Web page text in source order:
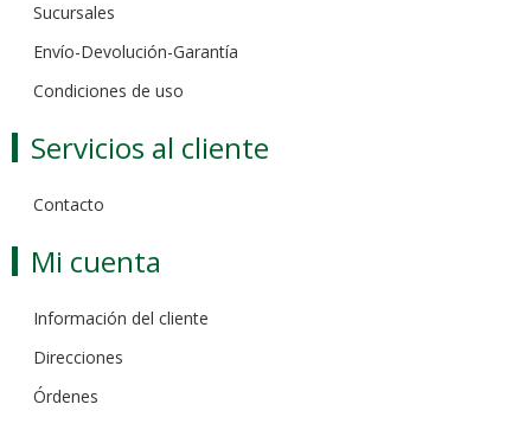
Sucursales
Envío-Devolución-Garantía
Condiciones de uso
Servicios al cliente
Contacto
Mi cuenta
Información del cliente
Direcciones
Órdenes